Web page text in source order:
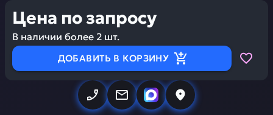
Цена по запросу
В наличии более 2 шт.
ДОБАВИТЬ В КОРЗИНУ